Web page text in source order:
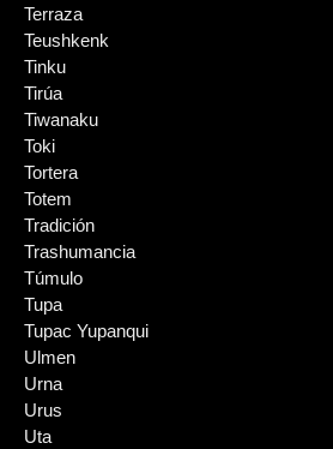
Terraza
Teushkenk
Tinku
Tirúa
Tiwanaku
Toki
Tortera
Totem
Tradición
Trashumancia
Túmulo
Tupa
Tupac Yupanqui
Ulmen
Urna
Urus
Uta